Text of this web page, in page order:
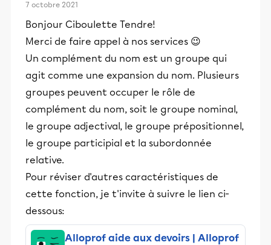
7 octobre 2021
Bonjour Ciboulette Tendre!
Merci de faire appel à nos services 😉
Un complément du nom est un groupe qui
agit comme une expansion du nom. Plusieurs
groupes peuvent occuper le rôle de
complément du nom, soit le groupe nominal,
le groupe adjectival, le groupe prépositionnel,
le groupe participial et la subordonnée
relative.
Pour réviser d'autres caractéristiques de
cette fonction, je t'invite à suivre le lien ci-
dessous:
Alloprof aide aux devoirs | Alloprof